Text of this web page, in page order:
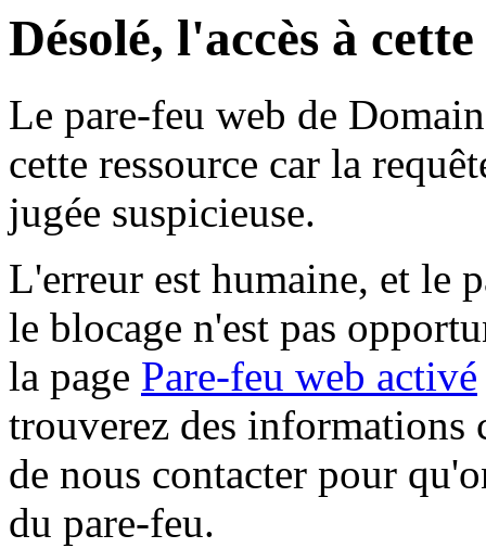
Désolé, l'accès à
Le pare-feu web de
cette ressource car la
jugée suspicieuse.
L'erreur est humaine, et le
le blocage n'est pas
la page Pare-feu web activé
trouverez des informations
de nous contacter pour
du pare-feu.